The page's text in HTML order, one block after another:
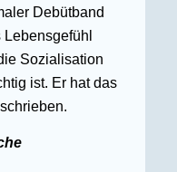
Debütband
Sozialisation
ist. Er hat das